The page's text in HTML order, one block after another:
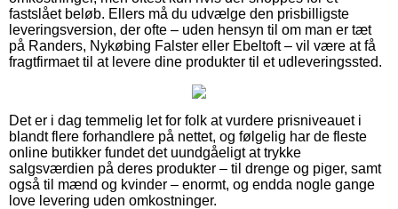
fastslået beløb. Ellers må du udvælge den prisbilligste
leveringsversion, der ofte – uden hensyn til om man er tæt
på Randers, Nykøbing Falster eller Ebeltoft – vil være at få
fragtfirmaet til at levere dine produkter til et udleveringssted.
Det er i dag temmelig let for folk at vurdere prisniveauet i
blandt flere forhandlere på nettet, og følgelig har de fleste
online butikker fundet det uundgåeligt at trykke
salgsværdien på deres produkter – til drenge og piger, samt
også til mænd og kvinder – enormt, og endda nogle gange
love levering uden omkostninger.